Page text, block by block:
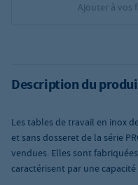
Ajouter à vos
Description du
Les tables de travail en inox
et sans dosseret de la série
vendues. Elles sont
caractérisent par une